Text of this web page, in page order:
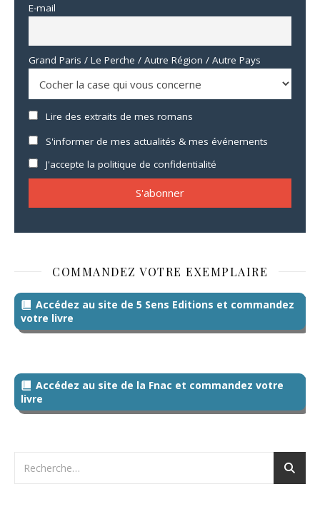
E-mail
Grand Paris / Le Perche / Autre Région / Autre Pays
Lire des extraits de mes romans
S'informer de mes actualités & mes événements
J'accepte la politique de confidentialité
COMMANDEZ VOTRE EXEMPLAIRE
Accédez au site de 5 Sens Editions et commandez
votre livre
Accédez au site de la Fnac et commandez votre
livre